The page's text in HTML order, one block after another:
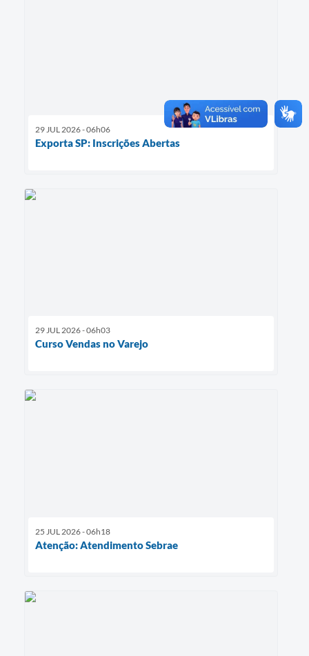
29 JUL 2026 - 06h06
Exporta SP: Inscrições Abertas
29 JUL 2026 - 06h03
Curso Vendas no Varejo
25 JUL 2026 - 06h18
Atenção: Atendimento Sebrae